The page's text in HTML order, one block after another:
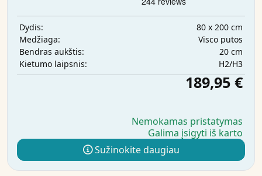
Dydis:
80 x 200 cm
Medžiaga:
Visco putos
Bendras aukštis:
20 cm
Kietumo laipsnis:
H2/H3
189,95 €
Nemokamas pristatymas
Galima įsigyti iš karto
Sužinokite daugiau